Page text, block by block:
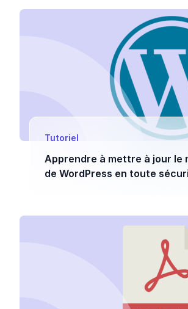
Tutoriel
Apprendre à mettre à jour le
de WordPress en toute